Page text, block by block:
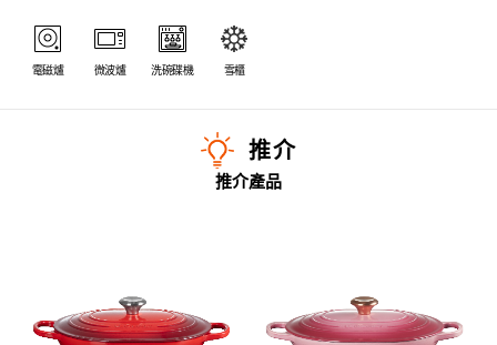
電磁爐 微波爐 洗碗碟機 雪櫃
推介
推介產品